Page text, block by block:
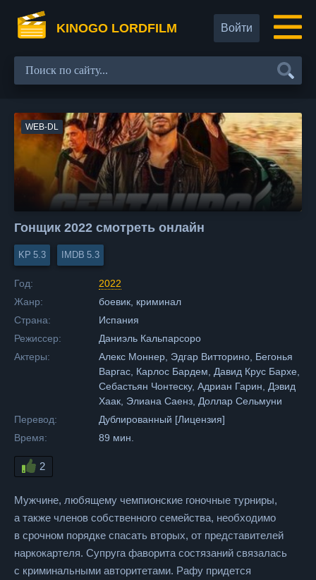
KINOGO LORDFILM Войти
WEB-DL
Гонщик 2022 смотреть онлайн
5.3 5.3
Год:
2022
Жанр:
боевик, криминал
Страна:
Испания
Режиссер:
Даниэль Кальпарсоро
Актеры:
Алекс Моннер, Эдгар Витторино, Бегонья
Варгас, Карлос Бардем, Давид Крус Бархе,
Себастьян Чонтеску, Адриан Гарин, Дэвид
Хаак, Элиана Саенз, Доллар Сельмуни
Перевод:
Дублированный [Лицензия]
Время:
89 мин.
2
Мужчине, любящему чемпионские гоночные турниры,
а также членов собственного семейства, необходимо
в срочном порядке спасать вторых, от представителей
наркокартеля. Супруга фаворита состязаний связалась
с криминальными авторитетами. Рафу придется